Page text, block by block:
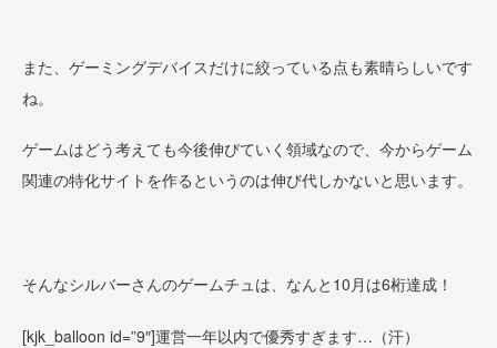
また、ゲーミングデバイスだけに絞っている点も素晴らしいです
ね。
ゲームはどう考えても今後伸びていく領域なので、今からゲーム
関連の特化サイトを作るというのは伸び代しかないと思います。
そんなシルバーさんのゲームチュは、なんと10月は6桁達成！
[kjk_balloon id=”9″]運営一年以内で優秀すぎます…（汗）